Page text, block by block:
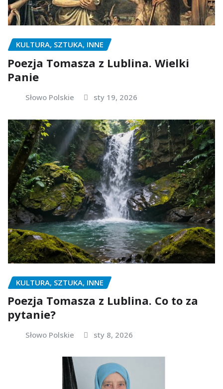
KULTURA, SZTUKA, INNE
Poezja Tomasza z Lublina. Wielki
Panie
Słowo Polskie sty 19, 2026
KULTURA, SZTUKA, INNE
Poezja Tomasza z Lublina. Co to za
pytanie?
Słowo Polskie sty 8, 2026